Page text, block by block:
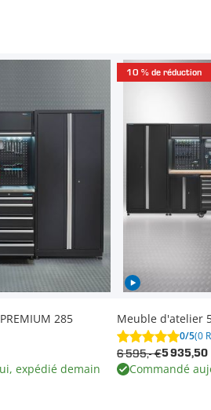
285
expédié demain
10 % de réduction
Meuble d'atelier
0/5(0
5 935,50
6 595,- €
Commandé